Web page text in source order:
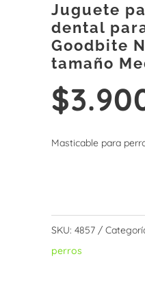
Juguete
dental
Goodbite
tamaño
$
Masticable para
SKU: 4857
perros